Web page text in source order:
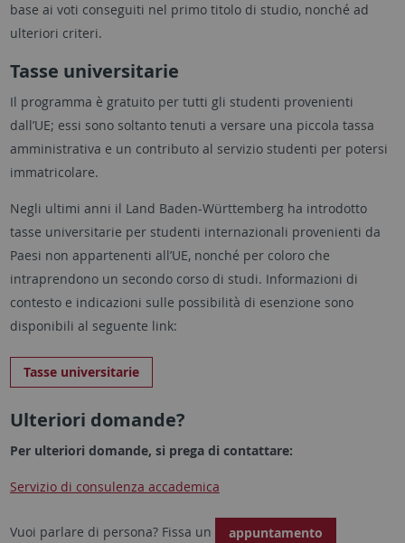
base ai voti conseguiti nel primo titolo di studio, nonché ad
ulteriori criteri.
Tasse universitarie
Il programma è gratuito per tutti gli studenti provenienti
dall’UE; essi sono soltanto tenuti a versare una piccola tassa
amministrativa e un contributo al servizio studenti per potersi
immatricolare.
Negli ultimi anni il Land Baden-Württemberg ha introdotto
tasse universitarie per studenti internazionali provenienti da
Paesi non appartenenti all’UE, nonché per coloro che
intraprendono un secondo corso di studi. Informazioni di
contesto e indicazioni sulle possibilità di esenzione sono
disponibili al seguente link:
Tasse universitarie
Ulteriori domande?
Per ulteriori domande, si prega di contattare:
Servizio di consulenza accademica
Vuoi parlare di persona? Fissa un appuntamento